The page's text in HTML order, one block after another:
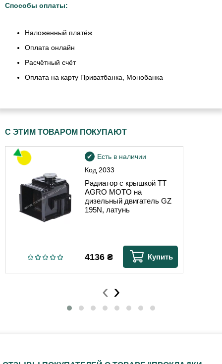
Способы оплаты:
Наложенный платёж
Оплата онлайн
Расчётный счёт
Оплата на карту Приватбанка, Монобанка
С ЭТИМ ТОВАРОМ ПОКУПАЮТ
Код 2033
Есть в наличии
Радиатор с крышкой TT
AGRO MOTO на
дизельный двигатель GZ
195N, латунь
4136 ₴ Купить
‹ ›